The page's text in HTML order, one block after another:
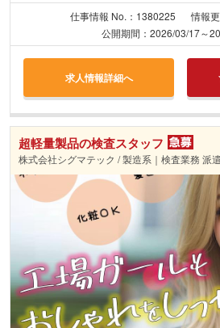
仕事情報 No.：1380225
情報
公開期間：2026/03/17～
求人情報詳細へ
超軽量製品の検査スタッフ
株式会社シグマテック / 製造系｜検査業務 派遣